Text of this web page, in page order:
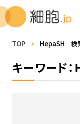
TOP HepaSH 検
キーワード